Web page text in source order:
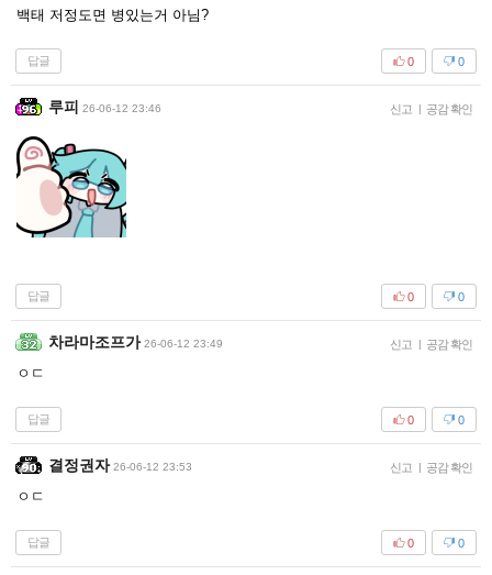
백태 저정도면 병있는거 아님?
답글 0
0
루피 26-06-12 23:46 신고 공감 확인
답글 0
0
차라마조프가 26-06-12 23:49 신고 공감 확인
ㅇㄷ
답글 0
0
결정권자 26-06-12 23:53 신고 공감 확인
ㅇㄷ
답글 0
0